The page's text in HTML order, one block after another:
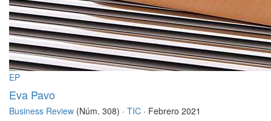
EP
Eva Pavo
Business Review (Núm. 308) · TIC · Febrero 2021